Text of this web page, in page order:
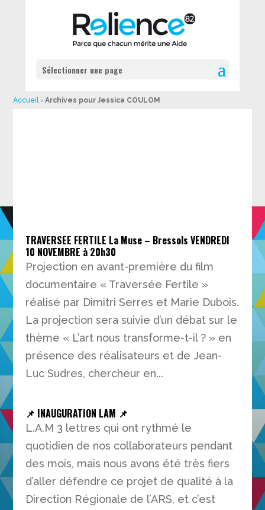
Sélectionner une page
Accueil›Archives pour Jessica COULOM
TRAVERSEE FERTILE La Muse – Bressols VENDREDI
10 NOVEMBRE à 20h30
Projection en avant-première du film
documentaire « Traversée Fertile »
réalisé par Dimitri Serres et Marie Dubois.
La projection sera suivie d’un débat sur le
thème « L’art nous transforme-t-il ? » en
présence des réalisateurs et de Jean-
Luc Sudres, chercheur en...
📌 INAUGURATION LAM 📌
L.A.M 3 lettres qui ont rythmé le
quotidien de nos collaborateurs pendant
des mois, mais nous avons été très fiers
d’aller défendre ce projet de qualité à la
Direction Régionale de l’ARS, et c’est